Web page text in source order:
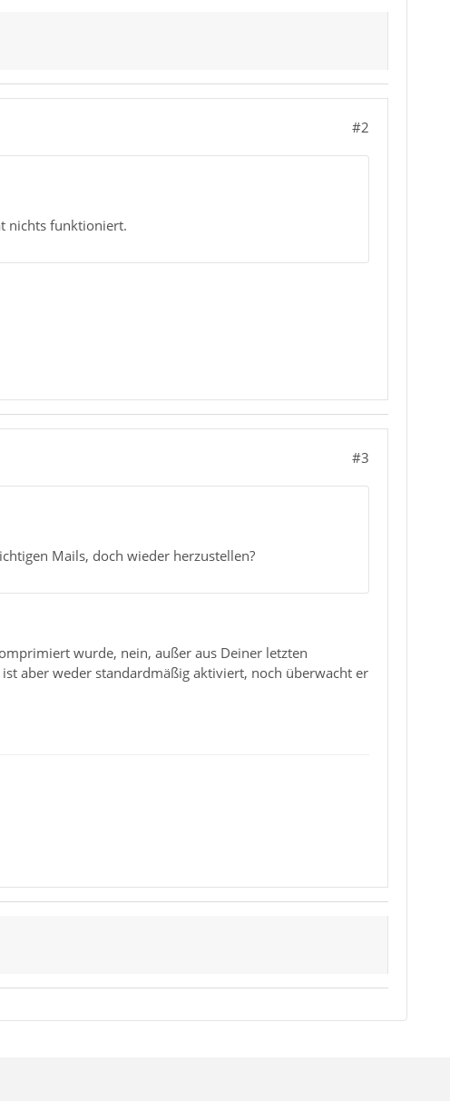
#2
nichts funktioniert.
#3
Mails, doch wieder herzustellen?
wurde, nein, außer aus Deiner letzten
ist aber weder standardmäßig aktiviert, noch überwacht er